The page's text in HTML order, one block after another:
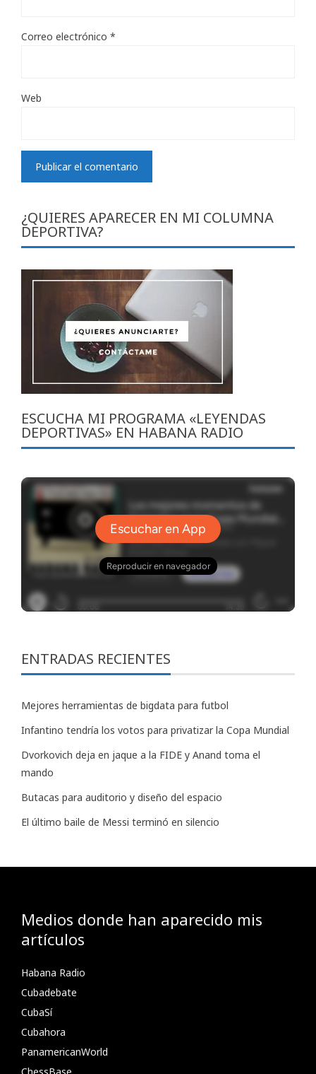
Correo electrónico *
Web
¿QUIERES APARECER EN MI COLUMNA
DEPORTIVA?
ESCUCHA MI PROGRAMA «LEYENDAS
DEPORTIVAS» EN HABANA RADIO
ENTRADAS RECIENTES
Mejores herramientas de bigdata para futbol
Infantino tendría los votos para privatizar la Copa Mundial
Dvorkovich deja en jaque a la FIDE y Anand toma el
mando
Butacas para auditorio y diseño del espacio
El último baile de Messi terminó en silencio
Medios donde han aparecido mis
artículos
Habana Radio
Cubadebate
CubaSí
Cubahora
PanamericanWorld